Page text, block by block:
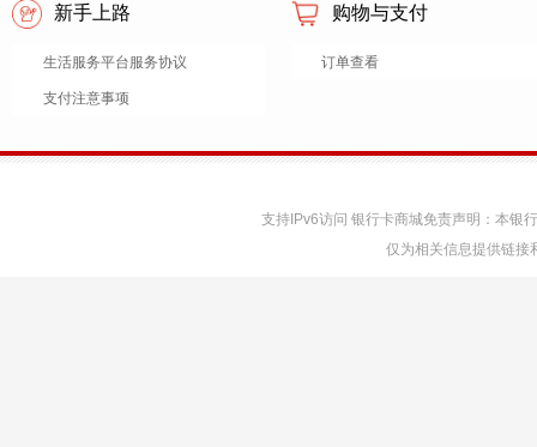
新手上路
生活服务平台服务协议
支付注意事项
购物与支付
订单查看
支持IPv6访问 银行卡商城免责声明：本银
仅为相关信息提供链接